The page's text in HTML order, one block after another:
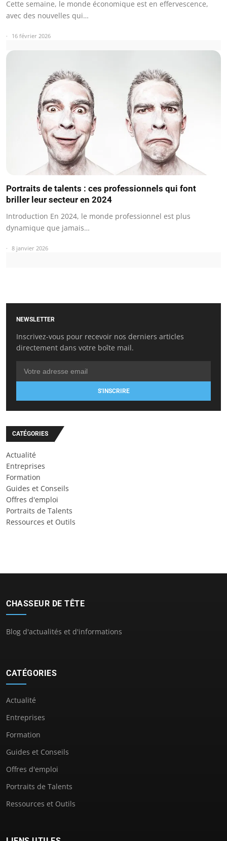
Cette semaine, le monde économique est en effervescence,
avec des nouvelles qui…
16 février 2026
Portraits de talents : ces professionnels qui font
briller leur secteur en 2024
Introduction En 2024, le monde professionnel est plus
dynamique que jamais…
8 janvier 2026
NEWSLETTER
Inscrivez-vous pour recevoir nos derniers articles
directement dans votre boîte mail.
S'INSCRIRE
CATÉGORIES
Actualité
Entreprises
Formation
Guides et Conseils
Offres d'emploi
Portraits de Talents
Ressources et Outils
CHASSEUR DE TÊTE
Blog d'actualités et d'informations
CATÉGORIES
Actualité
Entreprises
Formation
Guides et Conseils
Offres d'emploi
Portraits de Talents
Ressources et Outils